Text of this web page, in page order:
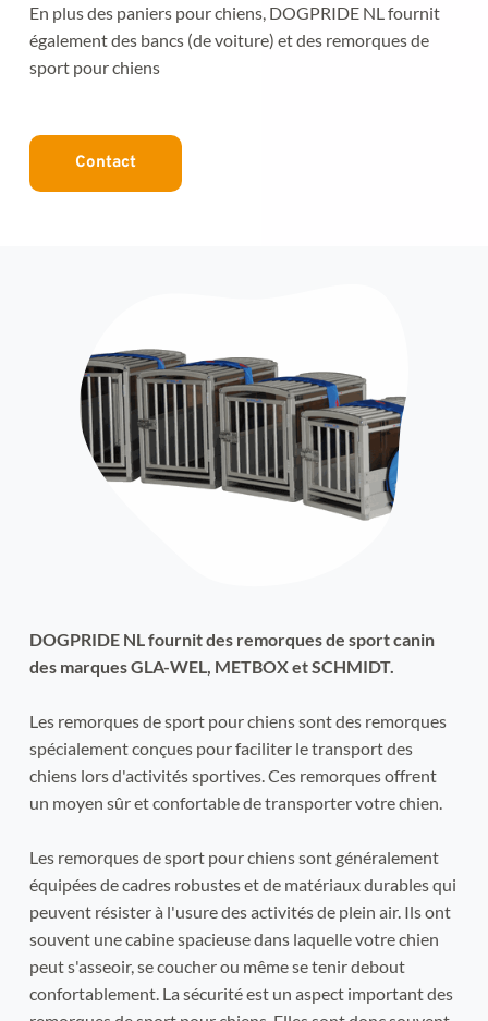
En plus des paniers pour chiens, DOGPRIDE NL fournit
également des bancs (de voiture) et des remorques de
sport pour chiens
Contact
DOGPRIDE NL fournit des remorques de sport canin
des marques GLA-WEL, METBOX et SCHMIDT.
Les remorques de sport pour chiens sont des remorques
spécialement conçues pour faciliter le transport des
chiens lors d'activités sportives. Ces remorques offrent
un moyen sûr et confortable de transporter votre chien.
Les remorques de sport pour chiens sont généralement
équipées de cadres robustes et de matériaux durables qui
peuvent résister à l'usure des activités de plein air. Ils ont
souvent une cabine spacieuse dans laquelle votre chien
peut s'asseoir, se coucher ou même se tenir debout
confortablement. La sécurité est un aspect important des